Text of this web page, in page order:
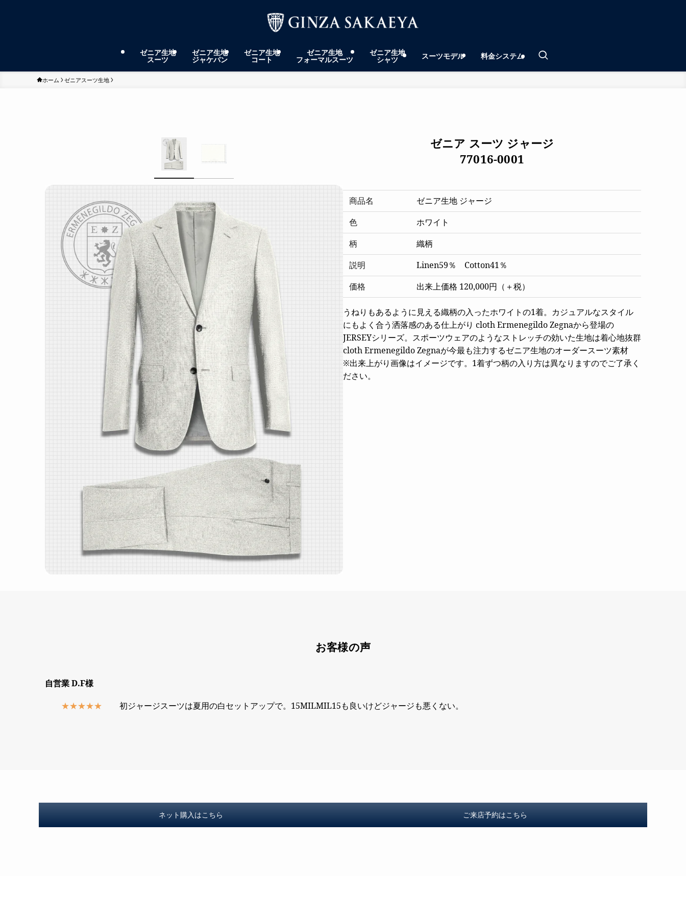
ゼニア生地
スーツ
ゼニア生地
ジャケパン
ゼニア生地
コート
ゼニア生地
フォーマルスーツ
ゼニア生地
シャツ スーツモデル 料金システム
ホーム ゼニアスーツ生地
ゼニア スーツ ジャージ
77016-0001
商品名
ゼニア生地 ジャージ
色
ホワイト
柄
織柄
説明
Linen59％ Cotton41％
価格
出来上価格 120,000円（＋税）
うねりもあるように見える織柄の入ったホワイトの1着。カジュアルなスタイル
にもよく合う洒落感のある仕上がり cloth Ermenegildo Zegnaから登場の
JERSEYシリーズ。スポーツウェアのようなストレッチの効いた生地は着心地抜群
cloth Ermenegildo Zegnaが今最も注力するゼニア生地のオーダースーツ素材
※出来上がり画像はイメージです。1着ずつ柄の入り方は異なりますのでご了承く
ださい。
お客様の声
自営業 D.F様
★★★★★
初ジャージスーツは夏用の白セットアップで。15MILMIL15も良いけどジャージも悪くない。
ネット購入はこちら ご来店予約はこちら